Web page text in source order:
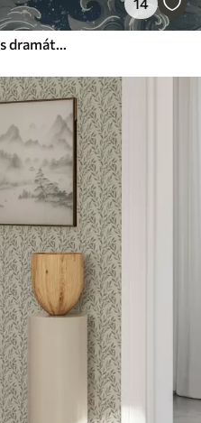
Peixes koi nadando entre ondas dramáticas do oceano